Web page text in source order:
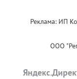
Реклама: ИП
ООО